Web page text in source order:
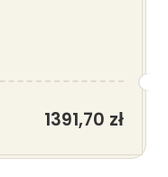
1391,70 zł